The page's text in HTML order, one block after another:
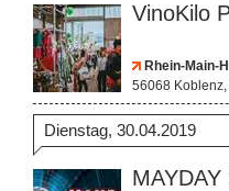
VinoKilo
Rhein-Main-
56068
Dienstag, 30.04.2019